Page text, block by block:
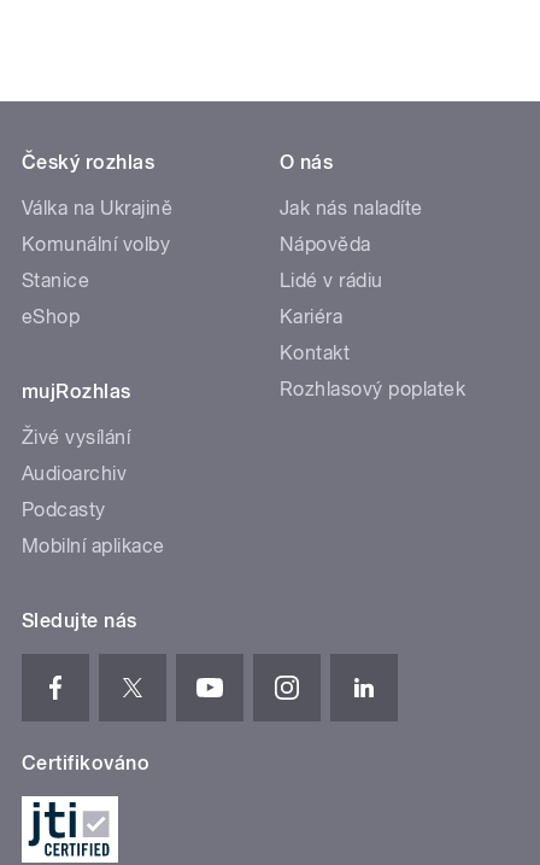
Český rozhlas
Válka na Ukrajině
Komunální volby
Stanice
eShop
mujRozhlas
Živé vysílání
Audioarchiv
Podcasty
Mobilní aplikace
O nás
Jak nás naladíte
Nápověda
Lidé v rádiu
Kariéra
Kontakt
Rozhlasový poplatek
Sledujte nás
Certifikováno